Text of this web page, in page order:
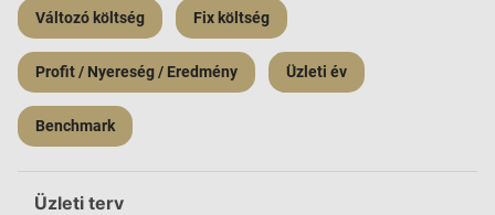
Változó költség Fix költség
Profit / Nyereség / Eredmény Üzleti év
Benchmark
Üzleti terv